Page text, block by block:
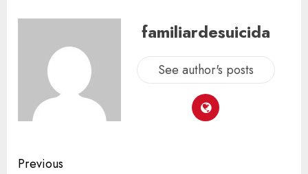
familiardesuicida
See author's posts
Previous